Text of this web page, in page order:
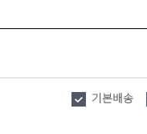
기본배송